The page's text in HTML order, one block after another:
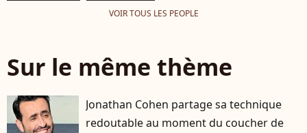
VOIR TOUS LES PEOPLE
Sur le même thème
Jonathan Cohen partage sa technique
redoutable au moment du coucher de